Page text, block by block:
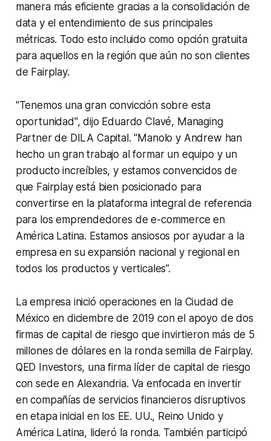
manera más eficiente gracias a la consolidación de
data y el entendimiento de sus principales
métricas. Todo esto incluido como opción gratuita
para aquellos en la región que aún no son clientes
de Fairplay.
"Tenemos una gran convicción sobre esta
oportunidad", dijo Eduardo Clavé, Managing
Partner de DILA Capital. "Manolo y Andrew han
hecho un gran trabajo al formar un equipo y un
producto increíbles, y estamos convencidos de
que Fairplay está bien posicionado para
convertirse en la plataforma integral de referencia
para los emprendedores de e-commerce en
América Latina. Estamos ansiosos por ayudar a la
empresa en su expansión nacional y regional en
todos los productos y verticales”.
La empresa inició operaciones en la Ciudad de
México en diciembre de 2019 con el apoyo de dos
firmas de capital de riesgo que invirtieron más de 5
millones de dólares en la ronda semilla de Fairplay.
QED Investors, una firma líder de capital de riesgo
con sede en Alexandria. Va enfocada en invertir
en compañías de servicios financieros disruptivos
en etapa inicial en los EE. UU., Reino Unido y
América Latina, lideró la ronda. También participó